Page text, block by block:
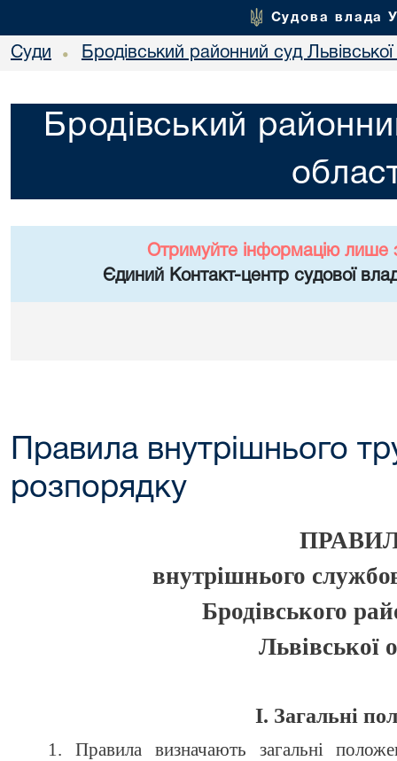
Судова влада
Суди • Бродівський районний суд Львівської
Бродівський
Отримуйте інформацію лише
Єдиний Контакт-центр судової
Правила внутрішнього
розпорядку
внутрішнього
Бродівського
Львівської
І. Загальні
1. Правила визначають загальні